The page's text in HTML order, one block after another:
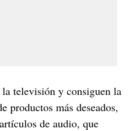
la televisión y consiguen la
productos más deseados,
de audio, que